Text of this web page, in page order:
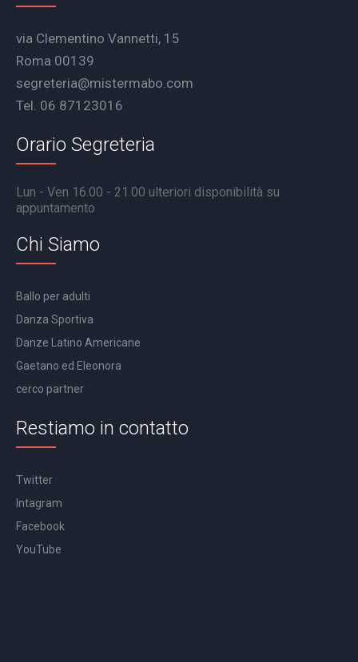
via Clementino Vannetti, 15
Roma 00139
segreteria@mistermabo.com
Tel. 06 87123016
Orario Segreteria
Lun - Ven 16.00 - 21.00 ulteriori disponibilità su
appuntamento
Chi Siamo
Ballo per adulti
Danza Sportiva
Danze Latino Americane
Gaetano ed Eleonora
cerco partner
Restiamo in contatto
Twitter
Intagram
Facebook
YouTube